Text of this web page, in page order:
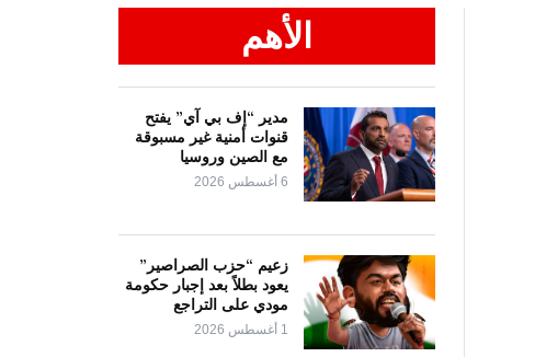
الأهم
مدير “إف بي آي” يفتح
قنوات أمنية غير مسبوقة
مع الصين وروسيا
6 أغسطس 2026
زعيم “حزب الصراصير”
يعود بطلاً بعد إجبار حكومة
مودي على التراجع
1 أغسطس 2026